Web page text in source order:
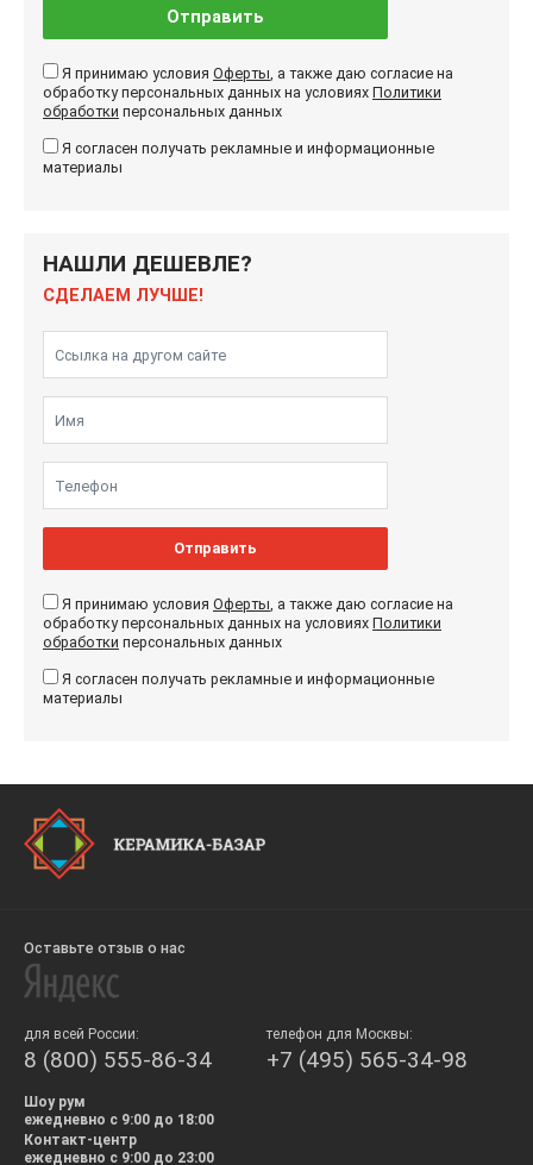
Отправить
Я принимаю условия Оферты, а также даю согласие на
обработку персональных данных на условиях Политики
обработки персональных данных
Я согласен получать рекламные и информационные
материалы
НАШЛИ ДЕШЕВЛЕ?
СДЕЛАЕМ ЛУЧШЕ!
Отправить
Я принимаю условия Оферты, а также даю согласие на
обработку персональных данных на условиях Политики
обработки персональных данных
Я согласен получать рекламные и информационные
материалы
Оставьте отзыв о нас
для всей России:
8 (800) 555-86-34
телефон для Москвы:
+7 (495) 565-34-98
Шоу рум
ежедневно с 9:00 до 18:00
Контакт-центр
ежедневно с 9:00 до 23:00